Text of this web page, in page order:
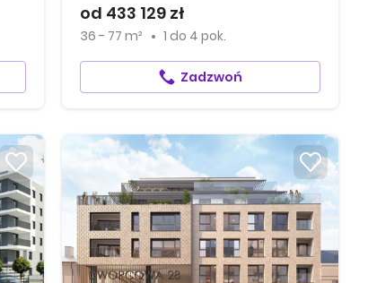
od 433 129 zł
36 - 77 m² 1 do 4 pok.
Zadzwoń